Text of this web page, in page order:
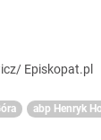
Episkopat.pl
abp Henryk